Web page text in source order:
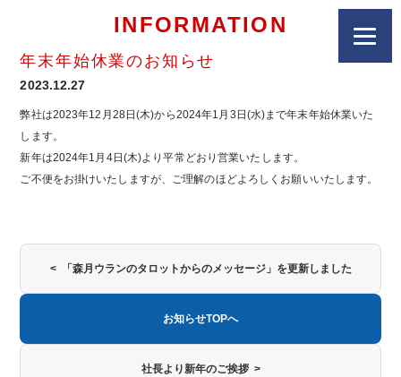
INFORMATION
年末年始休業のお知らせ
2023.12.27
弊社は2023年12月28日(木)から2024年1月3日(水)まで年末年始休業いた
します。
新年は2024年1月4日(木)より平常どおり営業いたします。
ご不便をお掛けいたしますが、ご理解のほどよろしくお願いいたします。
< 「森月ウランのタロットからのメッセージ」を更新しました
お知らせTOPへ
社長より新年のご挨拶 >